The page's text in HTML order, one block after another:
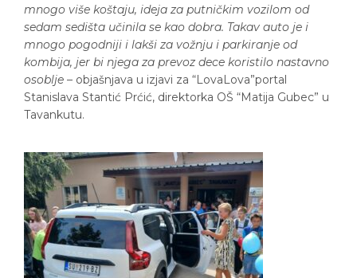
mnogo više koštaju, ideja za putničkim vozilom od
sedam sedišta učinila se kao dobra. Takav auto je i
mnogo pogodniji i lakši za vožnju i parkiranje od
kombija, jer bi njega za prevoz dece koristilo nastavno
osoblje – objašnjava u izjavi za “LovaLova”portal
Stanislava Stantić Prćić, direktorka OŠ “Matija Gubec” u
Tavankutu.